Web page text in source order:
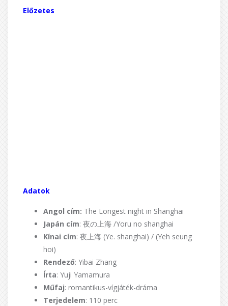
Előzetes
Adatok
Angol cím: The Longest night in Shanghai
Japán cím: 夜の上海 /Yoru no shanghai
Kínai cím: 夜上海 (Ye. shanghai) / (Yeh seung
hoi)
Rendező: Yibai Zhang
Írta: Yuji Yamamura
Műfaj: romantikus-vígjáték-dráma
Terjedelem: 110 perc